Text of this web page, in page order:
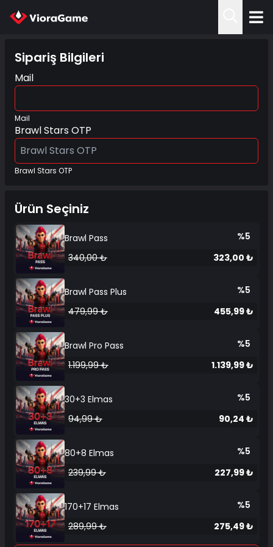
Sipariş Bilgileri
Mail
Mail
Brawl Stars OTP
Brawl Stars OTP
Ürün Seçiniz
%5
Brawl Pass
340,00 ₺
323,00 ₺
%5
Brawl Pass Plus
479,99 ₺
455,99 ₺
%5
Brawl Pro Pass
1.199,99 ₺
1.139,99 ₺
%5
30+3 Elmas
94,99 ₺
90,24 ₺
%5
80+8 Elmas
239,99 ₺
227,99 ₺
%5
170+17 Elmas
289,99 ₺
275,49 ₺